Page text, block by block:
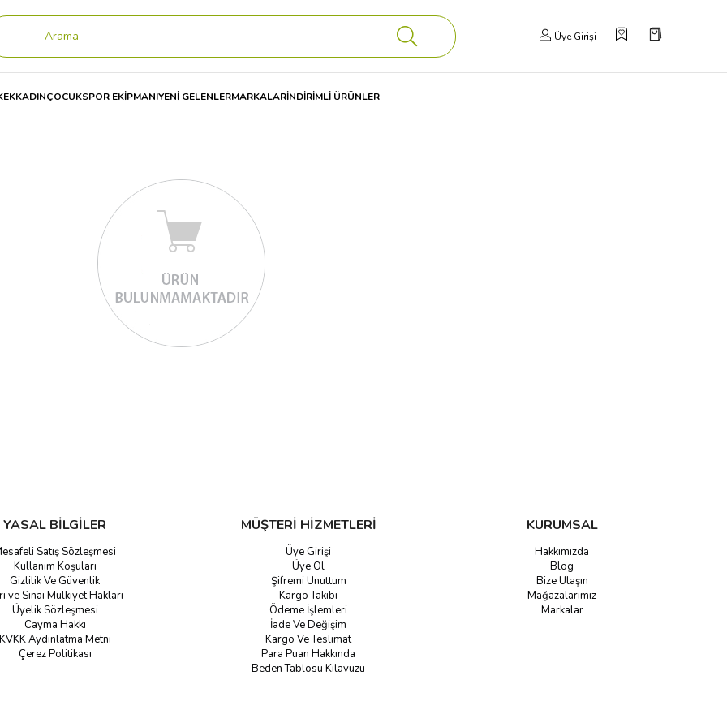
Üye Girişi
KADINÇOCUKSPOR EKİPMANIYENİ GELENLERMARKALARİNDİRİMLİ ÜRÜNLER
YASAL BİLGİLER
Satış Sözleşmesi
Kullanım Koşuları
Gizlilik Ve Güvenlik
ve Sınai Mülkiyet Hakları
Üyelik Sözleşmesi
Cayma Hakkı
Aydınlatma Metni
Çerez Politikası
MÜŞTERİ HİZMETLERİ
Üye Girişi
Üye Ol
Şifremi Unuttum
Kargo Takibi
Ödeme İşlemleri
İade Ve Değişim
Kargo Ve Teslimat
Para Puan Hakkında
Beden Tablosu Kılavuzu
KURUMSAL
Hakkımızda
Blog
Bize Ulaşın
Mağazalarımız
Markalar